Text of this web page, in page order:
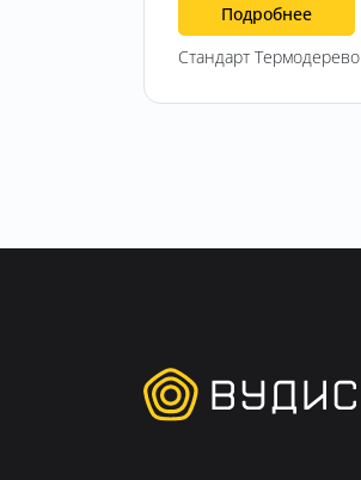
Подробнее
Стандарт Термодерево